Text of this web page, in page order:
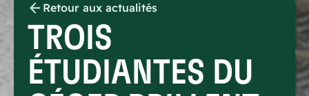
Retour aux actualités
TROIS
ÉTUDIANTES DU